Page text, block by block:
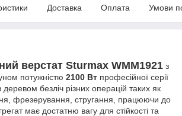
Доставка Оплата Умови
верстат Sturmax WMM1921 з
потужністю 2100 Вт професійної серії
безліч різних операцій таких як
фрезерування, стругання, працюючи до
має достатню вагу для стійкості та